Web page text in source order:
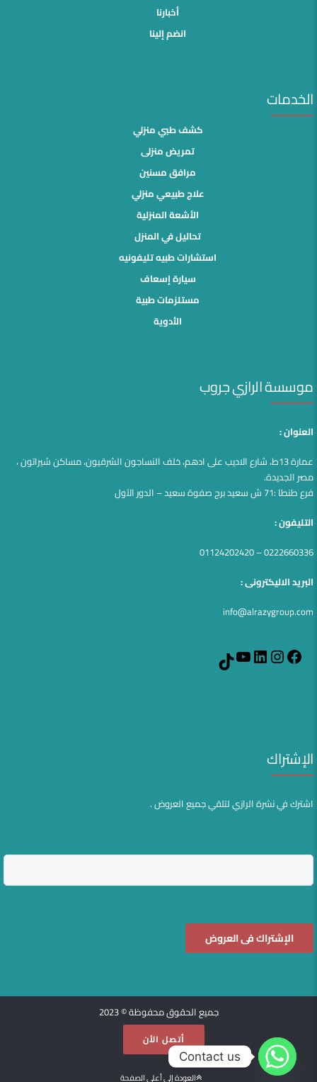
أخبارنا
انضم إلينا
الخدمات
كشف طبي منزلي
تمريض منزلى
مرافق مسنين
علاج طبيعي منزلي
الأشعة المنزلية
تحاليل في المنزل
استشارات طبيه تليفونيه
سيارة إسعاف
مستلزمات طبية
الأدوية
موسسة الرازي جروب
العنوان :
عمارة 13ط، شارع الاديب على ادهم، خلف النساجون الشرقيون، مساكن شيراتون ،
مصر الجديدة.
فرع طنطا :71 ش سعيد برج صفوة سعيد – الدور الآول
التليفون :
0222660336 – 01124202420
البريد الاليكترونى :
info@alrazygroup.com
Facebook
Instagram
LinkedIn
YouTube
الإشتراك
اشترك في نشرة الرازي لتلقي جميع العروض .
جميع الحقوق محفوظة © 2023
أتصل الأن
العودة إلى أعلى الصفحة
Contact us